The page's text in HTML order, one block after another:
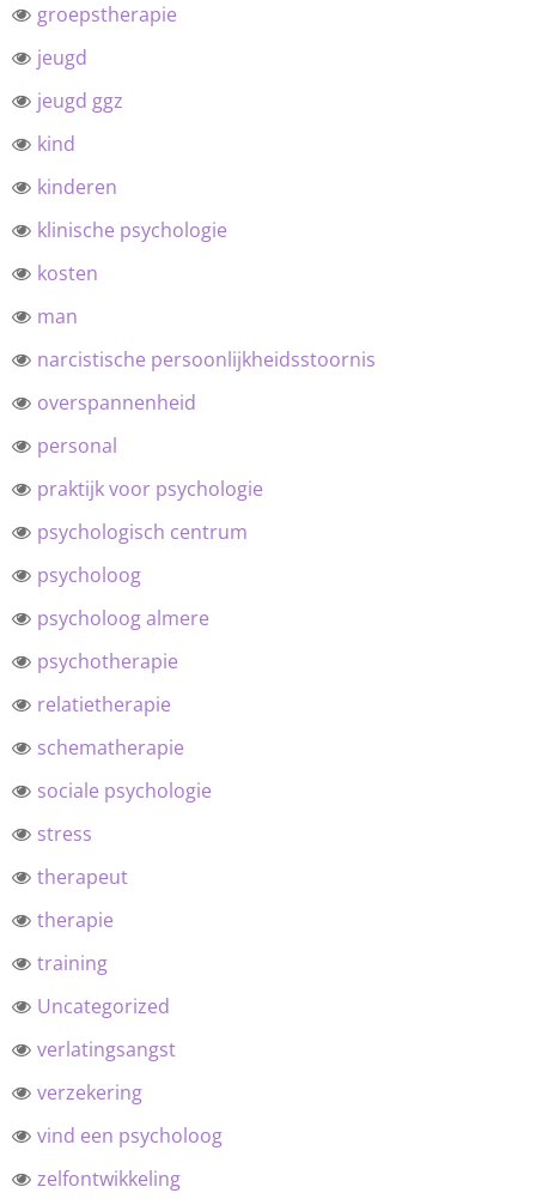
groepstherapie
jeugd
jeugd ggz
kind
kinderen
klinische psychologie
kosten
man
narcistische persoonlijkheidsstoornis
overspannenheid
personal
praktijk voor psychologie
psychologisch centrum
psycholoog
psycholoog almere
psychotherapie
relatietherapie
schematherapie
sociale psychologie
stress
therapeut
therapie
training
Uncategorized
verlatingsangst
verzekering
vind een psycholoog
zelfontwikkeling